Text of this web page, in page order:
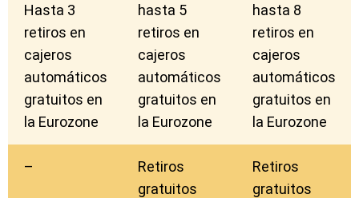
Hasta 3
retiros en
cajeros
automáticos
gratuitos en
la Eurozone
hasta 5
retiros en
cajeros
automáticos
gratuitos en
la Eurozone
hasta 8
retiros en
cajeros
automáticos
gratuitos en
la Eurozone
–
Retiros
gratuitos
Retiros
gratuitos